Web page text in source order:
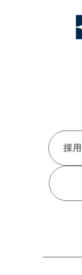
採